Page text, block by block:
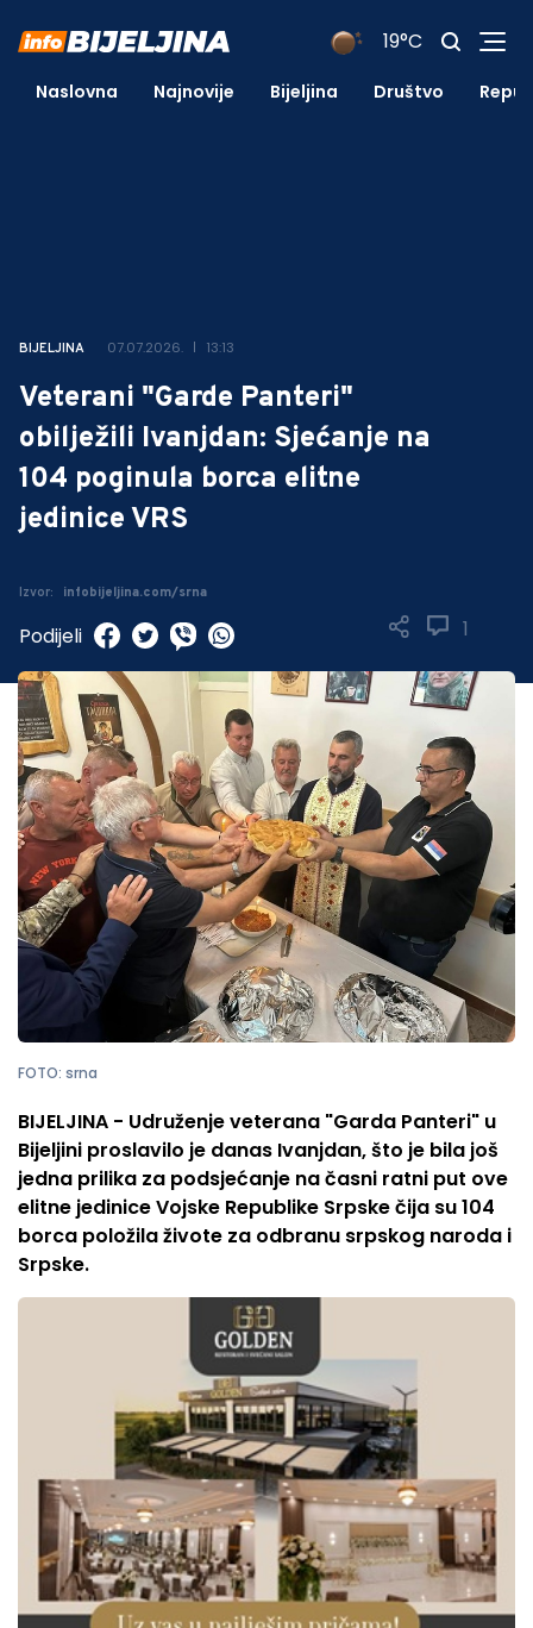
19°C
Naslovna Najnovije Bijeljina Društvo
BIJELJINA 07.07.2026. 13:13
Veterani "Garde Panteri"
obilježili Ivanjdan: Sjećanje na
104 poginula borca elitne
jedinice VRS
Izvor: infobijeljina.com/srna
1
Podijeli
FOTO: srna
BIJELJINA - Udruženje veterana "Garda Panteri" u
Bijeljini proslavilo je danas Ivanjdan, što je bila još
jedna prilika za podsjećanje na časni ratni put ove
elitne jedinice Vojske Republike Srpske čija su 104
borca položila živote za odbranu srpskog naroda i
Srpske.